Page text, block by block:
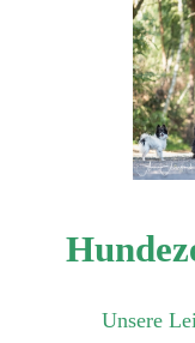
Unsere